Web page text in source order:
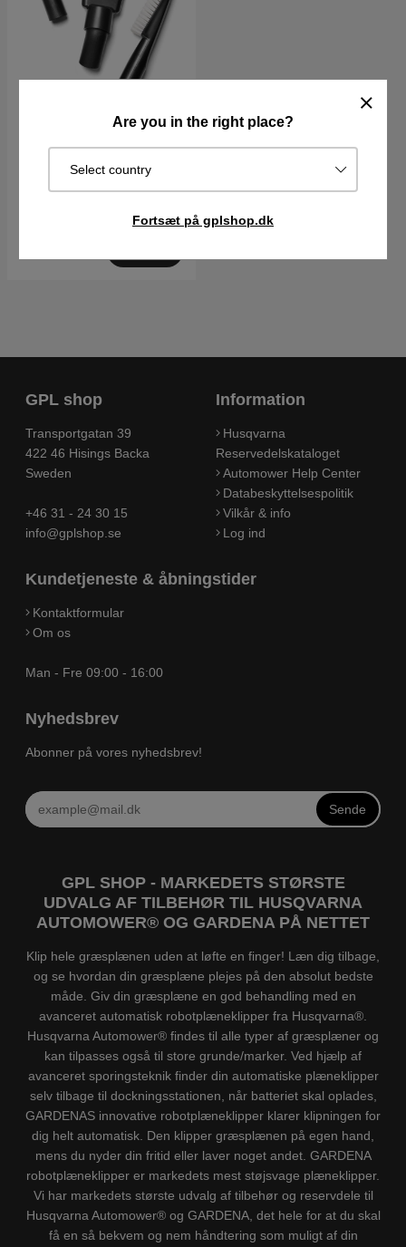
Are you in the right place?
Select country
Fortsæt på gplshop.dk
Rengøringssæt 5949661-
475DKK
GPL shop
Transportgatan 39
422 46 Hisings Backa
Sweden
+46 31 - 24 30 15
info@gplshop.se
Information
Husqvarna
Reservedelskataloget
Automower Help Center
Databeskyttelsespolitik
Vilkår & info
Log ind
Kundetjeneste & åbningstider
Kontaktformular
Om os
Man - Fre 09:00 - 16:00
Nyhedsbrev
Abonner på vores nyhedsbrev!
Sende
GPL SHOP - MARKEDETS STØRSTE
UDVALG AF TILBEHØR TIL HUSQVARNA
AUTOMOWER® OG GARDENA PÅ NETTET
Klip hele græsplænen uden at løfte en finger! Læn dig tilbage,
og se hvordan din græsplæne plejes på den absolut bedste
måde. Giv din græsplæne en god behandling med en
avanceret automatisk robotplæneklipper fra Husqvarna®.
Husqvarna Automower® findes til alle typer af græsplæner og
kan tilpasses også til store grunde/marker. Ved hjælp af
avanceret sporingsteknik finder din automatiske plæneklipper
selv tilbage til dockningsstationen, når batteriet skal oplades,
GARDENAS innovative robotplæneklipper klarer klipningen for
dig helt automatisk. Den klipper græsplænen på egen hand,
mens du nyder din fritid eller laver noget andet. GARDENA
robotplæneklipper er markedets mest støjsvage plæneklipper.
Vi har markedets største udvalg af tilbehør og reservdele til
Husqvarna Automower® og GARDENA, det hele for at du skal
få en så bekvem og nem håndtering som muligt af din